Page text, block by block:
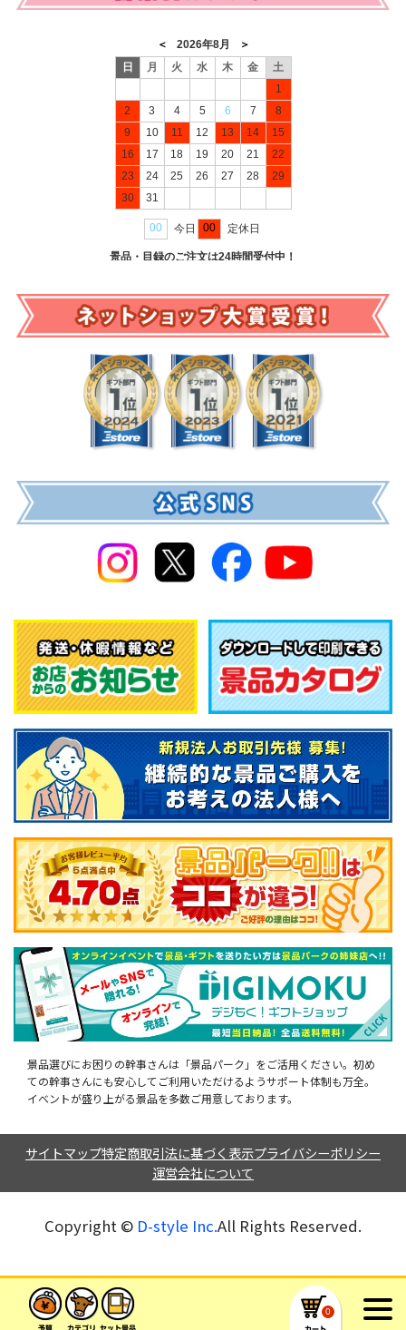
0
景品選びにお困りの幹事さんは「景品パーク」をご活用ください。初め
ての幹事さんにも安心してご利用いただけるようサポート体制も万全。
イベントが盛り上がる景品を多数ご用意しております。
サイトマップ特定商取引法に基づく表示プライバシーポリシー
運営会社について
Copyright ©︎ D-style Inc.All Rights Reserved.